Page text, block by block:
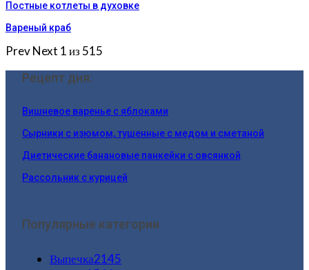
Постные котлеты в духовке
Вареный краб
PrevNext 1 из 515
Рецепт дня:
Вишневое варенье с яблоками
Сырники с изюмом, тушенные с медом и сметаной
Диетические банановые панкейки с овсянкой
Рассольник с курицей
Популярные категории
Выпечка2145